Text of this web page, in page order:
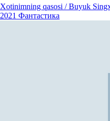
Xotinimning qasosi / Buyuk
2021 Фантастика